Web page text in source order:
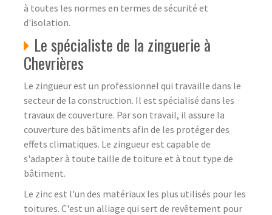
à toutes les normes en termes de sécurité et
d'isolation.
Le spécialiste de la zinguerie à
Chevrières
Le zingueur est un professionnel qui travaille dans le
secteur de la construction. Il est spécialisé dans les
travaux de couverture. Par son travail, il assure la
couverture des bâtiments afin de les protéger des
effets climatiques. Le zingueur est capable de
s'adapter à toute taille de toiture et à tout type de
bâtiment.
Le zinc est l'un des matériaux les plus utilisés pour les
toitures. C'est un alliage qui sert de revêtement pour